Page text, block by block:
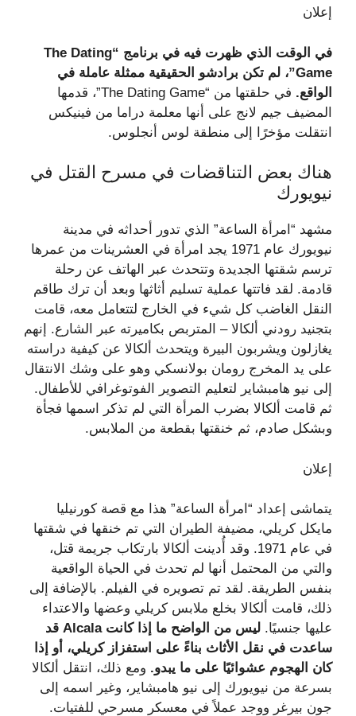
إعلان
في الوقت الذي ظهرت فيه في برنامج “The Dating
Game”، لم تكن برادشو الحقيقية ممثلة عاملة في
الواقع.
في حلقتها من “The Dating Game”، قدمها
المضيف جيم لانج على أنها معلمة دراما من فينيكس
انتقلت مؤخرًا إلى منطقة لوس أنجلوس.
هناك بعض التناقضات في مسرح القتل في
نيويورك
مشهد “امرأة الساعة” الذي تدور أحداثه في مدينة
نيويورك عام 1971 يجد امرأة في العشرينات من عمرها
ترسم شقتها الجديدة وتتحدث عبر الهاتف عن رحلة
قادمة. لقد فاتتها عملية تسليم أثاثها وبعد أن ترك طاقم
النقل الغاضب كل شيء في الخارج لتتعامل معه، قامت
بتجنيد رودني ألكالا – المتربص بكاميرته عبر الشارع. إنهم
يغازلون ويشربون البيرة ويتحدث ألكالا عن كيفية دراسته
على يد المخرج رومان بولانسكي وهو على وشك الانتقال
إلى نيو هامبشاير لتعليم التصوير الفوتوغرافي للأطفال.
ثم قامت ألكالا بضرب المرأة التي لم تذكر اسمها فجأة
وبشكل صادم، ثم خنقتها بقطعة من الملابس.
إعلان
يتماشى إعداد “امرأة الساعة” هذا مع قصة كورنيليا
مايكل كريلي، مضيفة الطيران التي تم خنقها في شقتها
في عام 1971. وقد أُدينت ألكالا بارتكاب جريمة قتل،
والتي من المحتمل أنها لم تحدث في الحياة الواقعية
بنفس الطريقة. لقد تم تصويره في الفيلم. بالإضافة إلى
ذلك، قامت ألكالا بخلع ملابس كريلي وعضها والاعتداء
عليها جنسيًا.
ليس من الواضح ما إذا كانت Alcala قد
ساعدت في نقل الأثاث بناءً على استفزاز كريلي، أو إذا
كان الهجوم عشوائيًا على ما يبدو. ومع ذلك، انتقل ألكالا
بسرعة من نيويورك إلى نيو هامبشاير، وغير اسمه إلى
جون بيرغر ووجد عملاً في معسكر مسرحي للفتيات.